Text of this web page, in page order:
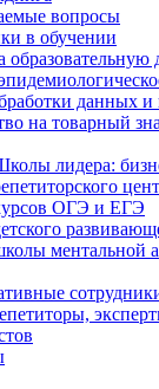
вопросы
в обучении
данных и
на товарный
лидера:
ОГЭ и ЕГЭ
ментальной